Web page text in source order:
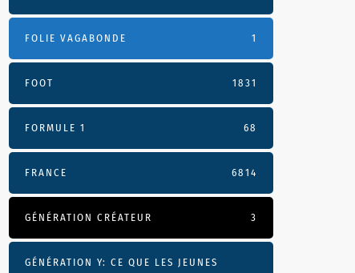
FOLIE VAGABONDE 1
FOOT 1831
FORMULE 1 68
FRANCE 6814
GÉNÉRATION CRÉATEUR 3
GÉNÉRATION Y: CE QUE LES JEUNES